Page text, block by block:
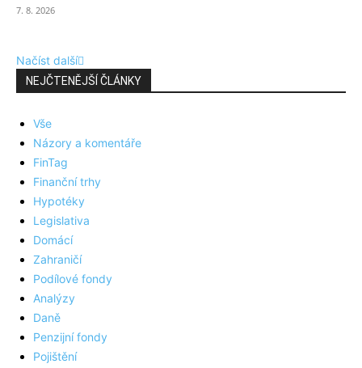
7. 8. 2026
Načíst další
NEJČTENĚJŠÍ ČLÁNKY
Vše
Názory a komentáře
FinTag
Finanční trhy
Hypotéky
Legislativa
Domácí
Zahraničí
Podílové fondy
Analýzy
Daně
Penzijní fondy
Pojištění